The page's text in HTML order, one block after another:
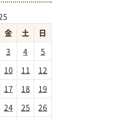
金 土
日
3 4
5
10 11
12
17 18
19
24 25
26